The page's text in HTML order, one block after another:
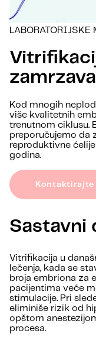
LABORATORIJSKE
Kod mnogih
više kvalitetnih
trenutnom ciklusu.
preporučujemo da
reproduktivne
godina.
Kontaktirajte
Sastavni
Vitrifikacija u
lečenja, kada se
broja embriona za
pacijentima veće
stimulacije. Pri
eliminiše rizik od
opštom
procesa.